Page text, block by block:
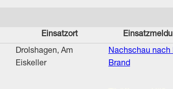
Einsatzort
Drolshagen, Am
Eiskeller
Nachschau nach
Brand